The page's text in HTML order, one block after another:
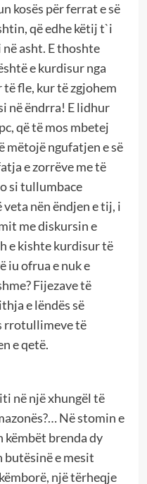
kosës për ferrat e së
që edhe këtij t`i
asht. E thoshte
e kurdisur nga
fle, kur të zgjohem
në ëndrra! E lidhur
që të mos mbetej
mëtojë ngufatjen e së
e zorrëve me të
si tullumbace
nën ëndjen e tij, i
me diskursin e
e kishte kurdisur të
iu ofrua e nuk e
Fijezave të
e lëndës së
rrotullimeve të
e qetë.
në një xhungël të
Në stomin e
brenda dy
butësinë e mesit
një tërheqje